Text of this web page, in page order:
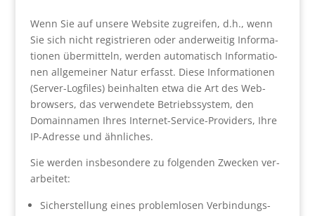
Wenn Sie auf unse­re Web­site zugrei­fen, d.h., wenn
Sie sich nicht regis­trie­ren oder ander­wei­tig Infor­ma­
tio­nen über­mit­teln, wer­den auto­ma­tisch Infor­ma­tio­
nen all­ge­mei­ner Natur erfasst. Die­se Infor­ma­tio­nen
(Ser­ver-Log­files) beinhal­ten etwa die Art des Web­
brow­sers, das ver­wen­de­te Betriebs­sys­tem, den
Domain­na­men Ihres Inter­net-Ser­vice-Pro­vi­ders, Ihre
IP-Adres­se und ähn­li­ches.
Sie wer­den ins­be­son­de­re zu fol­gen­den Zwe­cken ver­
ar­bei­tet:
Sicher­stel­lung eines pro­blem­lo­sen Ver­bin­dungs­